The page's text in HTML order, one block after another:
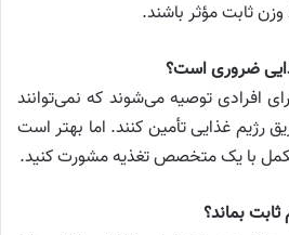
ثابت مؤثر باشند.
ضروری است؟
افرادی توصیه می‌شوند که نمی‌توانند
رژیم غذایی تأمین کنند. اما بهتر است
مکمل با یک متخصص تغذیه مشورت کنید.
بماند؟